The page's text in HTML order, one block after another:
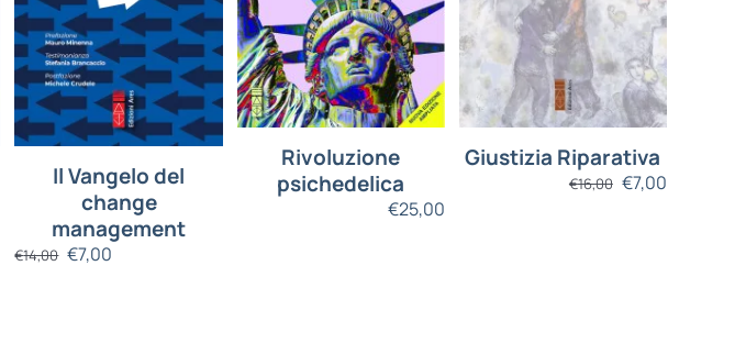
Il Vangelo del
change
management
€14,00 €7,00
Rivoluzione
psichedelica
€25,00
Giustizia Riparativa
€16,00 €7,00